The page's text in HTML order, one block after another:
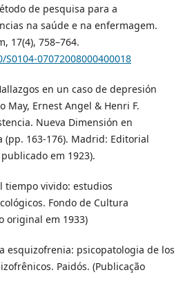
de pesquisa para a
na saúde e na enfermagem.
17(4), 758–764.
07072008000400018
en un caso de depresión
May, Ernest Angel & Henri F.
Nueva Dimensión en
(pp. 163-176). Madrid: Editorial
em 1923).
tiempo vivido: estudios
Fondo de Cultura
original em 1933)
esquizofrenia: psicopatologia de los
Paidós. (Publicação